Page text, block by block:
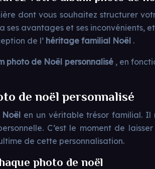
dont vous souhaitez structurer
avantages et ses
de l’ héritage familial Noël .
photo de Noël personnalisé , en
de noël personnalisé
en un véritable trésor familial. Il
C’est le moment de
de cette personnalisation.
photo de noël